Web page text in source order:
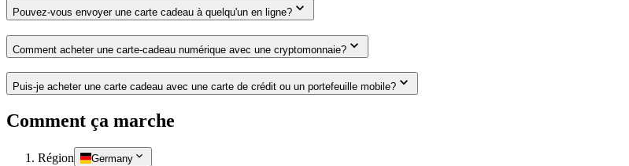
Pouvez-vous envoyer une carte cadeau à quelqu'un en ligne?
Comment acheter une carte-cadeau numérique avec une cryptomonnaie?
Puis-je acheter une carte cadeau avec une carte de crédit ou un portefeuille mobile?
Comment ça marche
Région Germany